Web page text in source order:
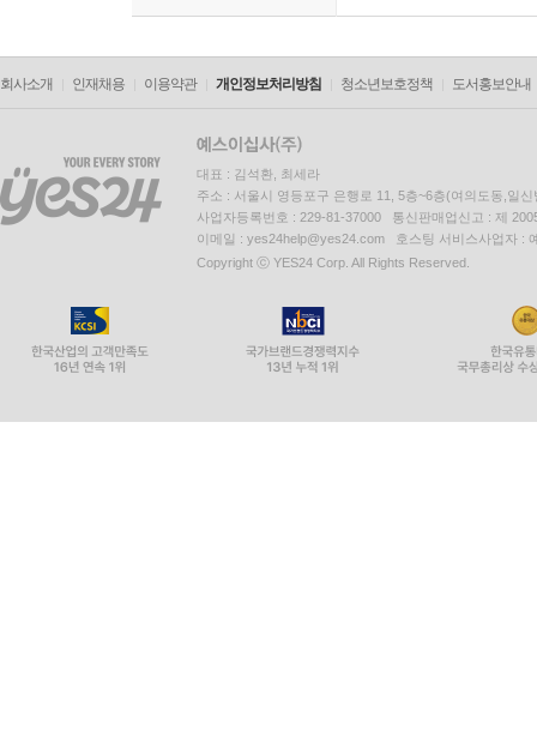
회사소개 인재채용 이용약관 개인정보처리방침 청소년보호정책 도서홍보안내
대표 : 김석환, 최세라
주소 : 서울시 영등포구 은행로 11, 5층~6층(여의도동,일신
사업자등록번호 : 229-81-37000 통신판매업신고 : 제
이메일 : yes24help@yes24.com 호스팅 서비스사업자 :
Copyright ⓒ YES24 Corp. All Rights Reserved.